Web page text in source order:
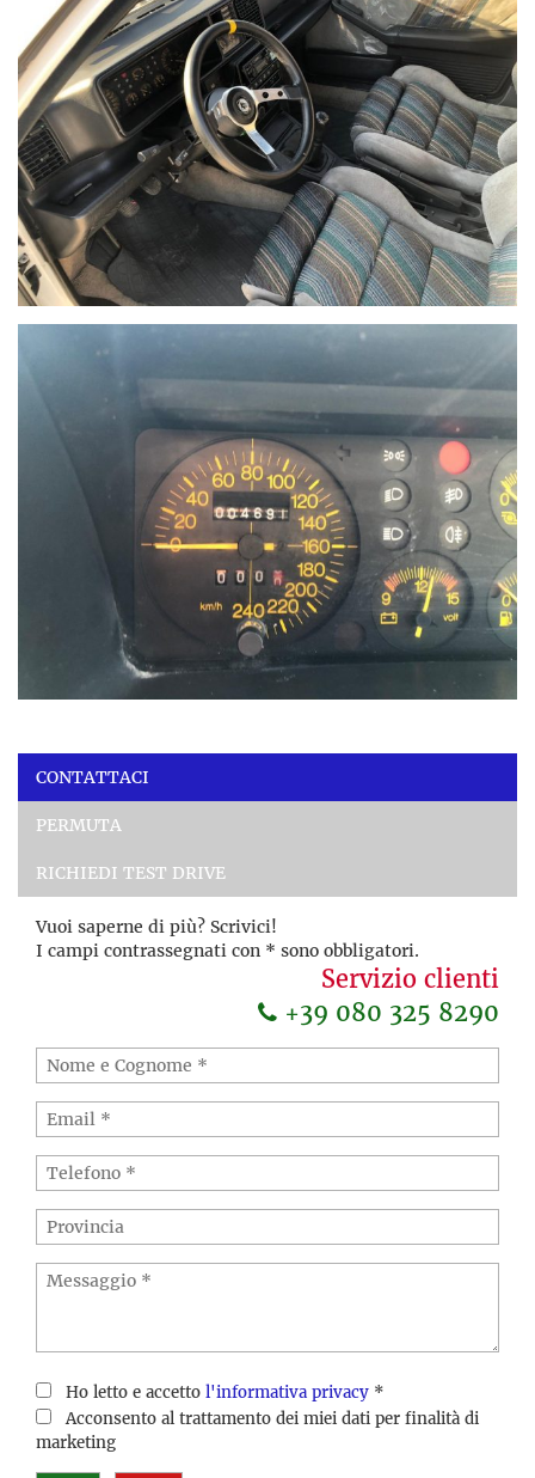
CONTATTACI
PERMUTA
RICHIEDI TEST DRIVE
Vuoi saperne di più? Scrivici!
I campi contrassegnati con * sono obbligatori.
Servizio clienti
+39 080 325 8290
Ho letto e accetto l'informativa privacy *
Acconsento al trattamento dei miei dati per finalità di
marketing